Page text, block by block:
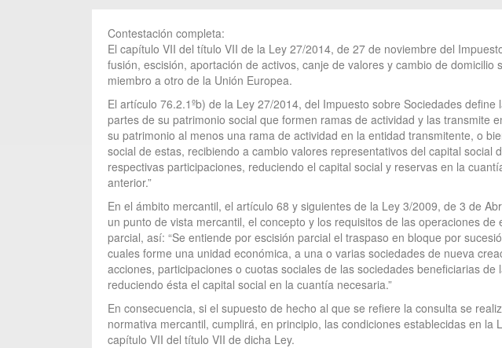
Contestación completa:
El capítulo VII del título VII de la Ley 27/2014, de 27 de noviembre del
fusión, escisión, aportación de activos, canje de valores y cambio de
miembro a otro de la Unión Europea.
El artículo 76.2.1ºb) de la Ley 27/2014, del Impuesto sobre Sociedades
partes de su patrimonio social que formen ramas de actividad y las transmite
su patrimonio al menos una rama de actividad en la entidad transmitente, o
social de estas, recibiendo a cambio valores representativos del capital
respectivas participaciones, reduciendo el capital social y reservas en la
anterior.”
En el ámbito mercantil, el artículo 68 y siguientes de la Ley 3/2009, de 3 de
un punto de vista mercantil, el concepto y los requisitos de las operaciones
parcial, así: “Se entiende por escisión parcial el traspaso en bloque por
cuales forme una unidad económica, a una o varias sociedades de nueva
acciones, participaciones o cuotas sociales de las sociedades beneficiarias
reduciendo ésta el capital social en la cuantía necesaria.”
En consecuencia, si el supuesto de hecho al que se refiere la consulta se
normativa mercantil, cumplirá, en principio, las condiciones establecidas en
capítulo VII del título VII de dicha Ley.